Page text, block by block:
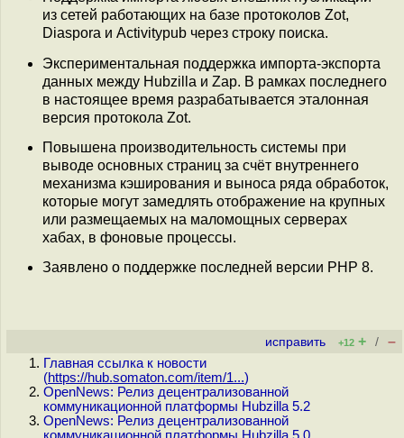
из сетей работающих на базе протоколов Zot,
Diaspora и Activitypub через строку поиска.
Экспериментальная поддержка импорта-экспорта
данных между Hubzilla и Zap. В рамках последнего
в настоящее время разрабатывается эталонная
версия протокола Zot.
Повышена производительность системы при
выводе основных страниц за счёт внутреннего
механизма кэширования и выноса ряда обработок,
которые могут замедлять отображение на крупных
или размещаемых на маломощных серверах
хабах, в фоновые процессы.
Заявлено о поддержке последней версии PHP 8.
исправить +12 + / –
Главная ссылка к новости
(https://hub.somaton.com/item/1...)
OpenNews: Релиз децентрализованной
коммуникационной платформы Hubzilla 5.2
OpenNews: Релиз децентрализованной